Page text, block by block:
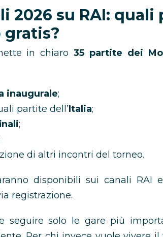
2026 su RAI: quali
gratis?
in chiaro35 partite dei
inaugurale;
partite dell’Italia;
;
di altri incontri del torneo.
disponibili sui canali RAI
registrazione.
seguire solo le gare più